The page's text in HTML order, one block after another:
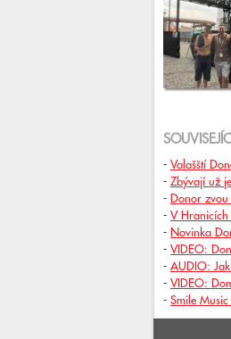
- Valašští
- Zbývají už
- Donor
- V
- Novinka
- VIDEO:
- AUDIO:
- VIDEO:
- Smile